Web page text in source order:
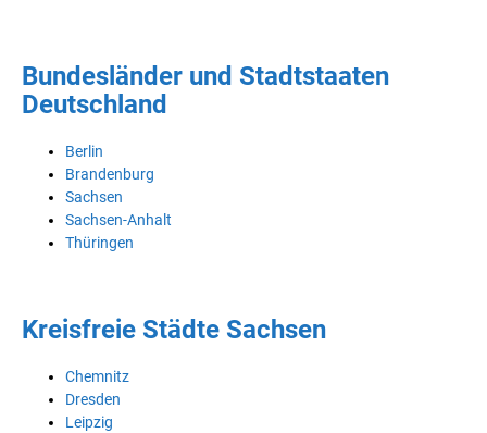
Bundesländer und Stadtstaaten
Deutschland
Berlin
Brandenburg
Sachsen
Sachsen-Anhalt
Thüringen
Kreisfreie Städte Sachsen
Chemnitz
Dresden
Leipzig